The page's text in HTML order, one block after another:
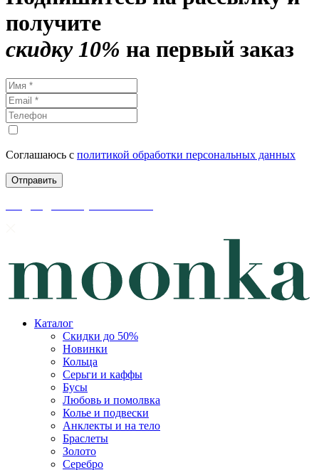
получите
скидку 10% на первый заказ
Соглашаюсь с политикой обработки персональных данных
Каталог
Скидки до 50%
Новинки
Кольца
Серьги и каффы
Бусы
Любовь и помолвка
Колье и подвески
Анклекты и на тело
Браслеты
Золото
Серебро